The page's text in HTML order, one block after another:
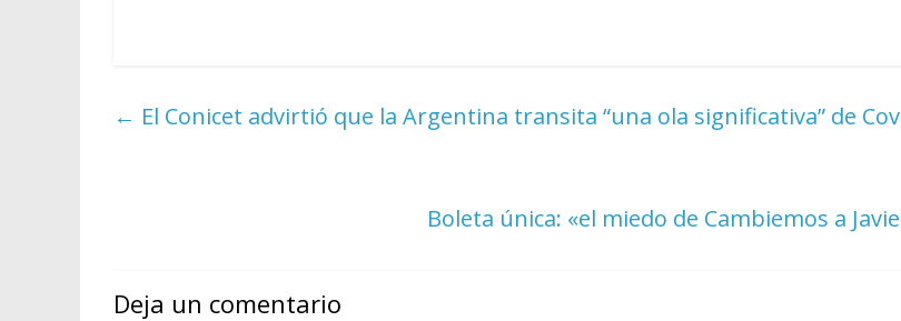
← El Conicet advirtió que la Argentina transita “una ola significativa” de
Boleta única: «el miedo de Cambiemos a
Deja un comentario